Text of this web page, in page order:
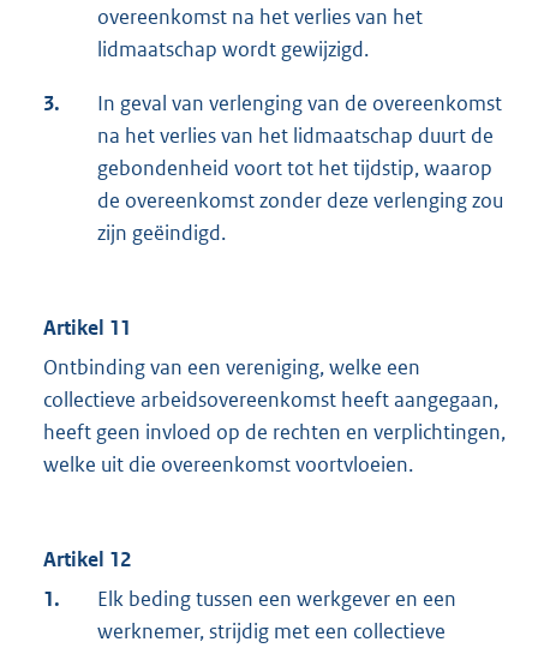
overeenkomst na het verlies van het
lidmaatschap wordt gewijzigd.
3.
In geval van verlenging van de overeenkomst
na het verlies van het lidmaatschap duurt de
gebondenheid voort tot het tijdstip, waarop
de overeenkomst zonder deze verlenging zou
zijn geëindigd.
Artikel 11
Ontbinding van een vereniging, welke een
collectieve arbeidsovereenkomst heeft aangegaan,
heeft geen invloed op de rechten en verplichtingen,
welke uit die overeenkomst voortvloeien.
Artikel 12
1.
Elk beding tussen een werkgever en een
werknemer, strijdig met een collectieve